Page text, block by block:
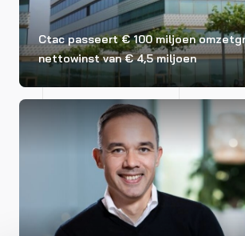
Ctac passeert € 100 miljoen
nettowinst van € 4,5 miljoen